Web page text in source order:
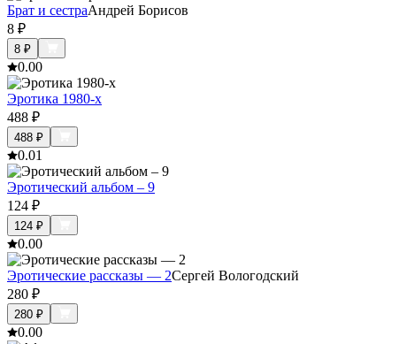
Брат и сестраАндрей Борисов
8 ₽
8 ₽
0.00
Эротика 1980-х
488 ₽
488 ₽
0.01
Эротический альбом – 9
124 ₽
124 ₽
0.00
Эротические рассказы — 2Сергей Вологодский
280 ₽
280 ₽
0.00